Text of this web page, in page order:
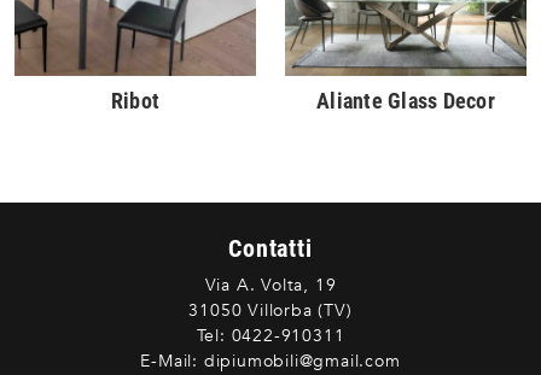
Ribot Aliante Glass Decor
Contatti
Via A. Volta, 19
31050 Villorba (TV)
Tel: 0422-910311
E-Mail: dipiumobili@gmail.com